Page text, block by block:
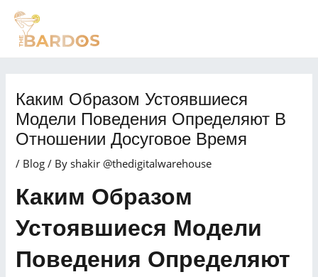
Skip
content
Каким Образом Устоявшиеся
Модели Поведения Определяют В
Отношении Досуговое Время
/ Blog / By shakir @thedigitalwarehouse
Каким Образом
Устоявшиеся Модели
Поведения Определяют
Post
navigation